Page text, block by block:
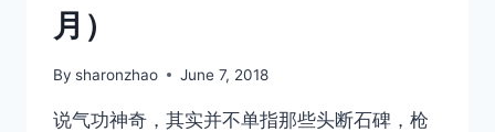
月）
By sharonzhao June 7, 2018
说气功神奇，其实并不单指那些头断石碑，枪